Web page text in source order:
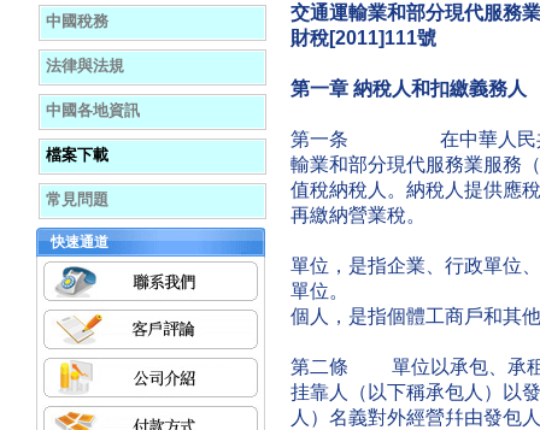
中國稅務
法律與法規
中國各地資訊
檔案下載
常見問題
快速通道
交通運輸業和部分現代服務
財稅[2011]111號
第一章 納稅人和扣繳義務人
第一条 在中華人民共和
輸業和部分現代服務業服務
值稅納稅人。納稅人提供應
再繳納營業稅。
單位，是指企業、行政單位
單位。
個人，是指個體工商戶和其
第二條 單位以承包、承租
挂靠人（以下稱承包人）以
人）名義對外經營幷由發包